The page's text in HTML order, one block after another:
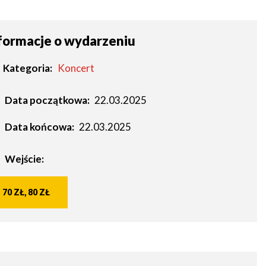
o wydarzeniu
Kategoria Koncert
Data początkowa: 22.03.2025
Data końcowa: 22.03.2025
Wejście:
70 ZŁ, 80 ZŁ